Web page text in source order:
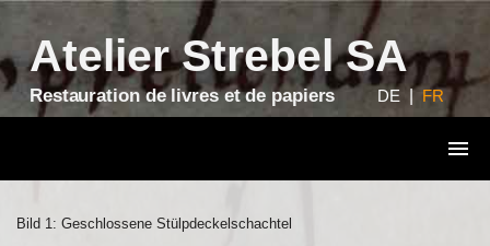
Atelier Strebel SA
Restauration de livres et de papiers DE | FR
Bild 1: Geschlossene Stülpdeckelschachtel